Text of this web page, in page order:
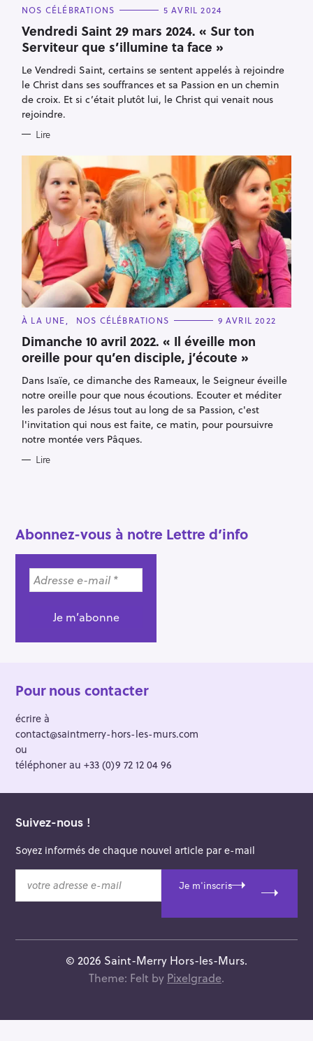
C
T
E
G
O
I
E
S
NOS CÉLÉBRATIONS 5 AVRIL 2024
Vendredi Saint 29 mars 2024. « Sur ton
Serviteur que s’illumine ta face »
Le Vendredi Saint, certains se sentent appelés à rejoindre
le Christ dans ses souffrances et sa Passion en un chemin
de croix. Et si c’était plutôt lui, le Christ qui venait nous
rejoindre.
Lire
C
T
E
G
O
R
I
E
S
À LA UNE NOS CÉLÉBRATIONS 9 AVRIL 2022
Dimanche 10 avril 2022. « Il éveille mon
oreille pour qu’en disciple, j’écoute »
Dans Isaïe, ce dimanche des Rameaux, le Seigneur éveille
notre oreille pour que nous écoutions. Ecouter et méditer
les paroles de Jésus tout au long de sa Passion, c'est
l'invitation qui nous est faite, ce matin, pour poursuivre
notre montée vers Pâques.
Lire
Abonnez-vous à notre Lettre d’info
Pour nous contacter
écrire à
contact@saintmerry-hors-les-murs.com
ou
téléphoner au +33 (0)9 72 12 04 96
Suivez-nous !
Soyez informés de chaque nouvel article par e-mail
t
e
Je m'inscris
© 2026 Saint-Merry Hors-les-Murs.
Theme: Felt by Pixelgrade.
e
c
h
r
c
h
e